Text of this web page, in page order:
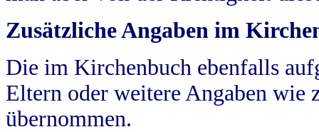
Zusätzliche Angaben im
Die im Kirchenbuch ebenfalls
Eltern oder weitere Angaben wie
übernommen.